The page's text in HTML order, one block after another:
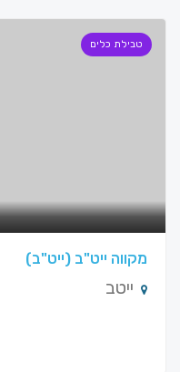
טבילת כלים
מקווה ייט"ב (ייט"ב)
ייטב